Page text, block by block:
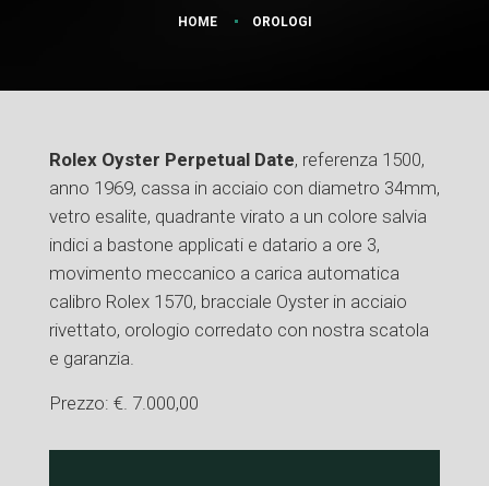
HOME OROLOGI
Rolex Oyster Perpetual Date, referenza 1500,
anno 1969, cassa in acciaio con diametro 34mm,
vetro esalite, quadrante virato a un colore salvia
indici a bastone applicati e datario a ore 3,
movimento meccanico a carica automatica
calibro Rolex 1570, bracciale Oyster in acciaio
rivettato, orologio corredato con nostra scatola
e garanzia.
Prezzo: €. 7.000,00